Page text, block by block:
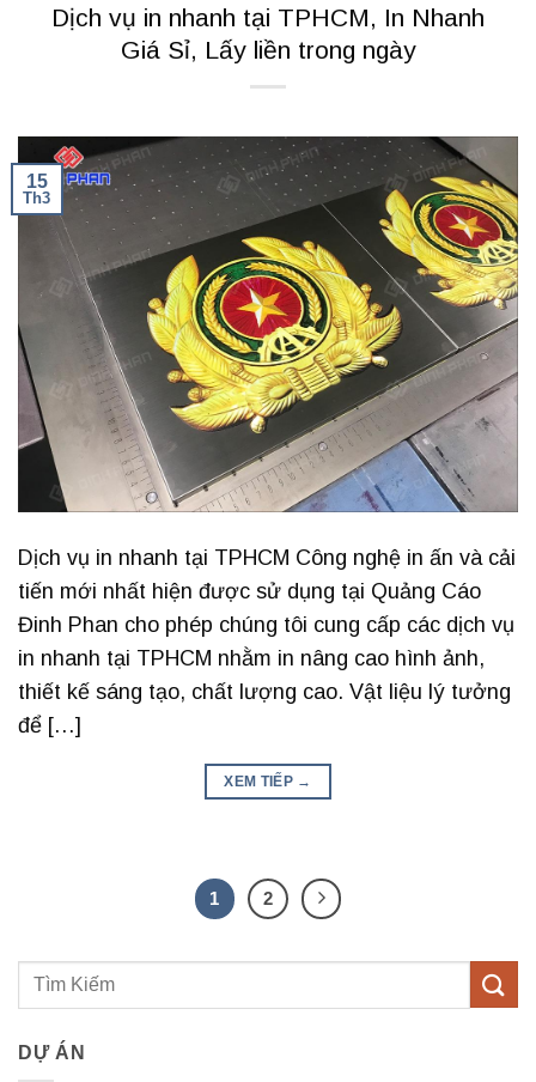
Dịch vụ in nhanh tại TPHCM, In Nhanh
Giá Sỉ, Lấy liền trong ngày
15
Th3
Dịch vụ in nhanh tại TPHCM Công nghệ in ấn và cải
tiến mới nhất hiện được sử dụng tại Quảng Cáo
Đinh Phan cho phép chúng tôi cung cấp các dịch vụ
in nhanh tại TPHCM nhằm in nâng cao hình ảnh,
thiết kế sáng tạo, chất lượng cao. Vật liệu lý tưởng
để […]
XEM TIẾP →
1 2
DỰ ÁN